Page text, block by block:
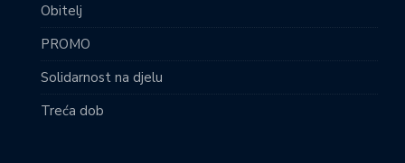
Obitelj
PROMO
Solidarnost na djelu
Treća dob